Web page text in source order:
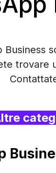
Business
trovare